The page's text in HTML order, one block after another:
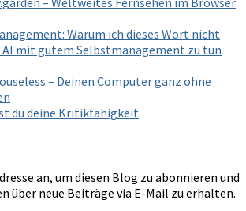
Warum ich dieses Wort nicht
AI mit gutem Selbstmanagement zu tun
– Deinen Computer ganz ohne
du deine Kritikfähigkeit
an, um diesen Blog zu abonnieren und
über neue Beiträge via E-Mail zu erhalten.